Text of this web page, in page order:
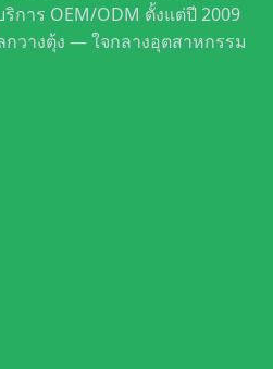
การ OEM/ODM ตั้งแต่ปี 2009
วางตุ้ง — ใจกลางอุตสาหกรรม